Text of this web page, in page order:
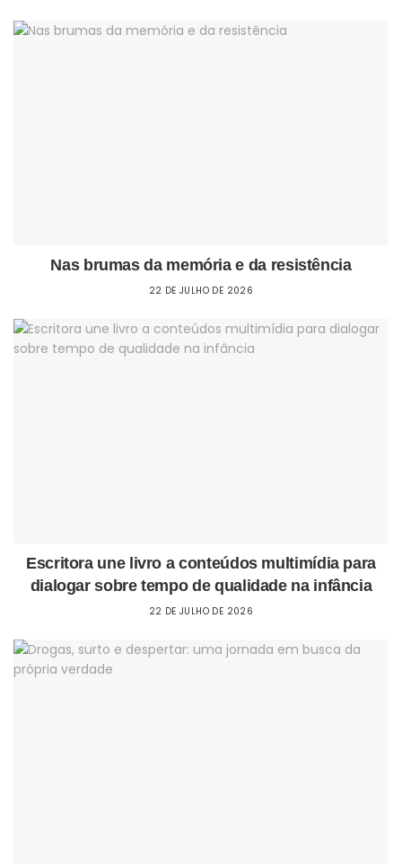
Nas brumas da memória e da resistência
22 DE JULHO DE 2026
Escritora une livro a conteúdos multimídia para
dialogar sobre tempo de qualidade na infância
22 DE JULHO DE 2026